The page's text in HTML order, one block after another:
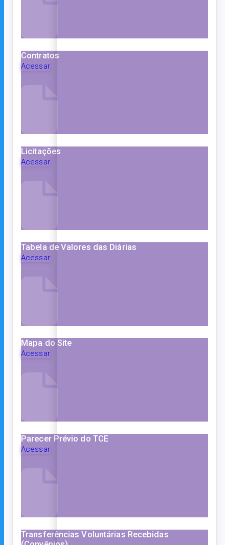
Contratos
Acessar
Licitações
Acessar
Tabela de Valores das Diárias
Acessar
Mapa do Site
Acessar
Parecer Prévio do TCE
Acessar
Transferências Voluntárias Recebidas